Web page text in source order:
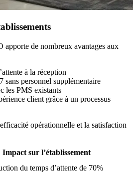
apporte de nombreux avantages aux
à la réception
sans personnel supplémentaire
les PMS existants
client grâce à un processus
opérationnelle et la satisfaction
Impact sur l’établissement
du temps d’attente de 70%